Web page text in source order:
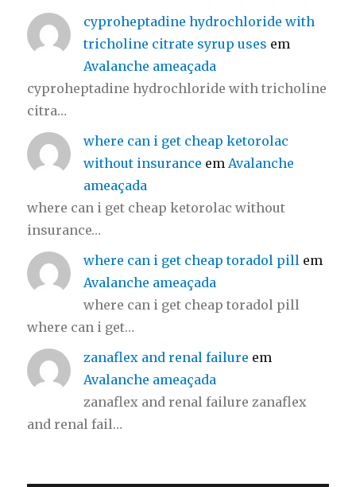
cyproheptadine hydrochloride with
tricholine citrate syrup uses em
Avalanche ameaçada
cyproheptadine hydrochloride with tricholine
citra…
where can i get cheap ketorolac
without insurance em Avalanche
ameaçada
where can i get cheap ketorolac without
insurance…
where can i get cheap toradol pill em
Avalanche ameaçada
where can i get cheap toradol pill
where can i get…
zanaflex and renal failure em
Avalanche ameaçada
zanaflex and renal failure zanaflex
and renal fail…